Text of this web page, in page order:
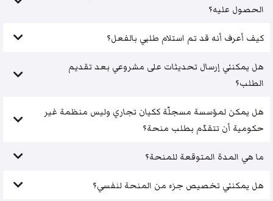
الحصول عليه؟
كيف أعرف أنه قد تم استلام طلبي بالفعل؟
هل يمكنني إرسال تحديثات على مشروعي بعد تقديم
الطلب؟
هل يمكن لمؤسسة مسجلّة ككيان تجاري وليس منظمة غير
حكومية أن تتقدّم بطلب منحة؟
ما هي المدة المتوقعة للمنحة؟
هل يمكنني تخصيص جزء من المنحة لنفسي؟